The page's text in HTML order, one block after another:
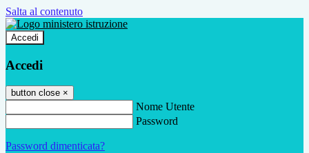
Salta al contenuto
Accedi
Accedi
button close ×
Nome Utente
Password
Password dimenticata?